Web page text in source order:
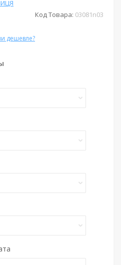
Код Товара: 03081n03
дешевле?